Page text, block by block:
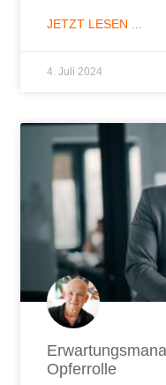
JETZT LESEN ...
4. Juli 2024
Opferrolle